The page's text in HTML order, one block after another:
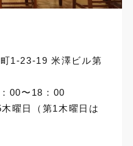
1-23-19 米澤ビル第
00〜18：00
曜日（第1木曜日は